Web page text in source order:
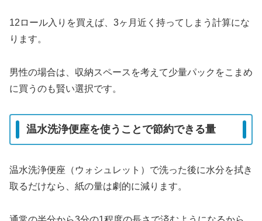
12ロール入りを買えば、3ヶ月近く持ってしまう計算にな
ります。
男性の場合は、収納スペースを考えて少量パックをこまめ
に買うのも賢い選択です。
温水洗浄便座を使うことで節約できる量
温水洗浄便座（ウォシュレット）で洗った後に水分を拭き
取るだけなら、紙の量は劇的に減ります。